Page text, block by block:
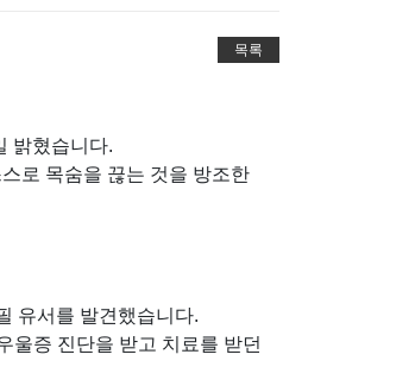
목록
밝혔습니다.
로 목숨을 끊는 것을 방조한
유서를 발견했습니다.
울증 진단을 받고 치료를 받던